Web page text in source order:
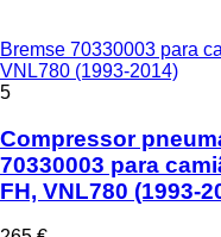
Bremse 70330003 para
VNL780 (1993-2014)
5
Compressor
70330003 para
FH, VNL780 (1993-